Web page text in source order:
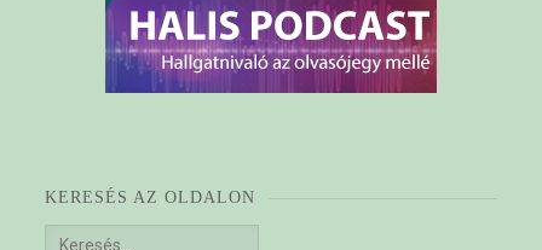
KERESÉS AZ OLDALON
Keresés: